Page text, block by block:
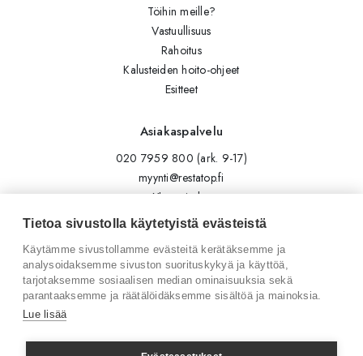
Töihin meille?
Vastuullisuus
Rahoitus
Kalusteiden hoito-ohjeet
Esitteet
Asiakaspalvelu
020 7959 800 (ark. 9-17)
myynti@restatop.fi
Yhteystiedot
Lähetä viesti
Seuraa meitä
Tilaa uutiskirje
Facebook
Tietoa sivustolla käytetyistä evästeistä
Käytämme sivustollamme evästeitä kerätäksemme ja
analysoidaksemme sivuston suorituskykyä ja käyttöä,
tarjotaksemme sosiaalisen median ominaisuuksia sekä
parantaaksemme ja räätälöidäksemme sisältöä ja mainoksia.
Lue lisää